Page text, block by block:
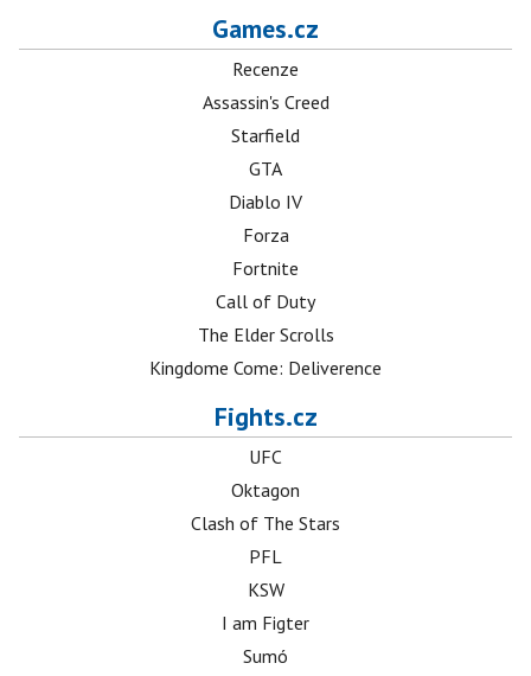
Games.cz
Recenze
Assassin's Creed
Starfield
GTA
Diablo IV
Forza
Fortnite
Call of Duty
The Elder Scrolls
Kingdome Come: Deliverence
Fights.cz
UFC
Oktagon
Clash of The Stars
PFL
KSW
I am Figter
Sumó